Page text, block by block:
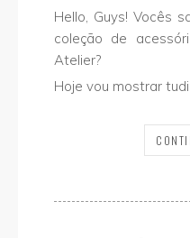
Hello, Guys! Vocês
coleção de
Atelier?
Hoje vou mostrar